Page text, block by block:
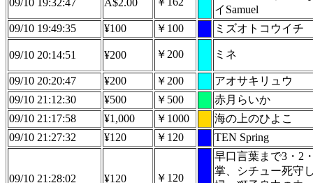
09/10 19:32:47 A$2.00
イSamuel
09/10 19:49:35
¥100 ￥100 ミズオトコウイチ
09/10 20:14:51 ¥200 ￥200 ミネ
09/10 20:20:47 ¥200 ￥200
アオサキリュウ
09/10 21:12:30
¥500 ￥500
赤月らいか
09/10 21:17:58
¥1,000 ￥1000
海の上のひよこ
09/10 21:27:32
¥120 ￥120 TEN Spring
09/10 21:28:02 ¥120 ￥120
早口言葉まで3・2
掌、シチュー死守